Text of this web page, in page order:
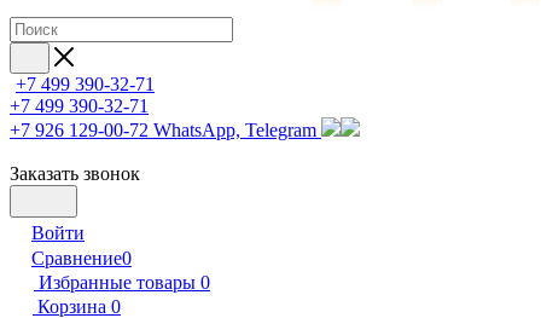
+7 499 390-32-71
+7 499 390-32-71
+7 926 129-00-72 WhatsApp, Telegram
Заказать звонок
Войти
Сравнение0
Избранные товары 0
Корзина 0